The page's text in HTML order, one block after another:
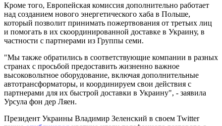
Кроме того, Европейская комиссия дополнительно работает
над созданием нового энергетического хаба в Польше,
который позволит принимать пожертвования от третьих лиц
и помогать в их скоординированной доставке в Украину, в
частности с партнерами из Группы семи.
"Мы также обратились в соответствующие компании в разных
странах с просьбой предоставить жизненно важное
высоковольтное оборудование, включая дополнительные
автотрансформаторы, и координируем свои действия с
партнерами для их быстрой доставки в Украину", - заявила
Урсула фон дер Ляен.
Президент Украины Владимир Зеленский в своем Twitter